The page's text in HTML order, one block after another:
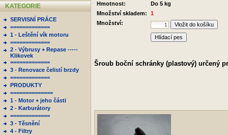
KATEGORIE
SERVISNÍ PRÁCE
=============
1 - Leštění vík motoru
=============
2 - Výbrusy + Repase -----
Klikovek
=============
3 - Renovace čelistí brzdy
=============
PRODUKTY
==============
1 - Motor + jeho části
2 - Karburátory
=============
3 - Těsnění
4 - Filtry
Hmotnost:
Do 5 kg
Množství skladem:
1
Množství:
Hlídací pes
Šroub boční schránky (plastový) určený